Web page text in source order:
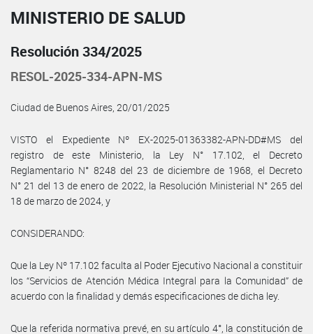
MINISTERIO DE SALUD
Resolución 334/2025
RESOL-2025-334-APN-MS
Ciudad de Buenos Aires, 20/01/2025
VISTO el Expediente Nº EX-2025-01363382-APN-DD#MS del
registro de este Ministerio, la Ley N° 17.102, el Decreto
Reglamentario N° 8248 del 23 de diciembre de 1968, el Decreto
N° 21 del 13 de enero de 2022, la Resolución Ministerial N° 265 del
18 de marzo de 2024, y
CONSIDERANDO:
Que la Ley Nº 17.102 faculta al Poder Ejecutivo Nacional a constituir
los “Servicios de Atención Médica Integral para la Comunidad” de
acuerdo con la finalidad y demás especificaciones de dicha ley.
Que la referida normativa prevé, en su artículo 4°, la constitución de